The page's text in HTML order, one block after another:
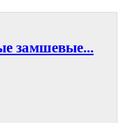
замшевые...